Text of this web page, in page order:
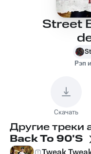
Street
Рэп
Скачать
Другие треки
Back To 90'S